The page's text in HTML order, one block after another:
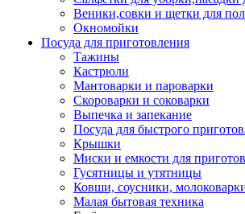
Веники,совки и щетки для
Окномойки
Посуда для приготовления
Тажины
Кастрюли
Мантоварки и пароварки
Скороварки и соковарки
Выпечка и запекание
Посуда для быстрого
Крышки
Миски и емкости для
Гусятницы и утятницы
Ковши, соусники,
Малая бытовая техника